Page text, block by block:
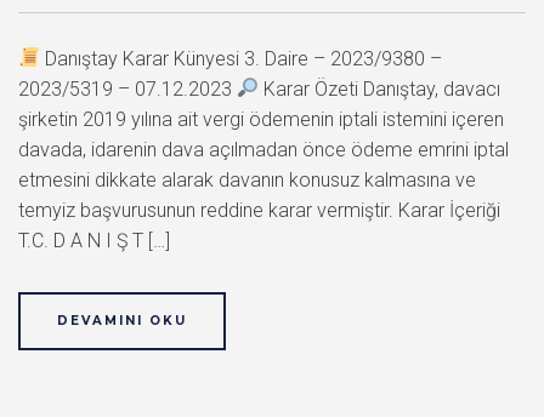
Danıştay Karar Künyesi 3. Daire – 2023/9380 –
2023/5319 – 07.12.2023
Karar Özeti Danıştay, davacı
şirketin 2019 yılına ait vergi ödemenin iptali istemini içeren
davada, idarenin dava açılmadan önce ödeme emrini iptal
etmesini dikkate alarak davanın konusuz kalmasına ve
temyiz başvurusunun reddine karar vermiştir. Karar İçeriği
T.C. D A N I Ş T […]
DEVAMINI OKU